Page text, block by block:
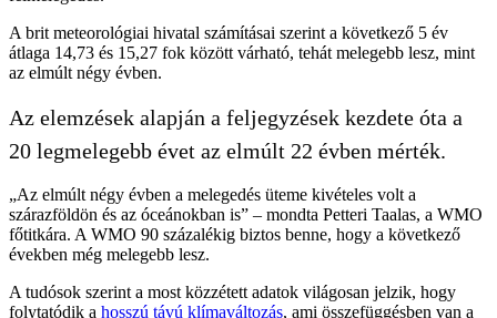
A brit meteorológiai hivatal számításai szerint a következő 5 év
átlaga 14,73 és 15,27 fok között várható, tehát melegebb lesz, mint
az elmúlt négy évben.
Az elemzések alapján a feljegyzések kezdete óta a
20 legmelegebb évet az elmúlt 22 évben mérték.
„Az elmúlt négy évben a melegedés üteme kivételes volt a
szárazföldön és az óceánokban is” – mondta Petteri Taalas, a WMO
főtitkára. A WMO 90 százalékig biztos benne, hogy a következő
években még melegebb lesz.
A tudósok szerint a most közzétett adatok világosan jelzik, hogy
folytatódik a hosszú távú klímaváltozás, ami összefüggésben van a